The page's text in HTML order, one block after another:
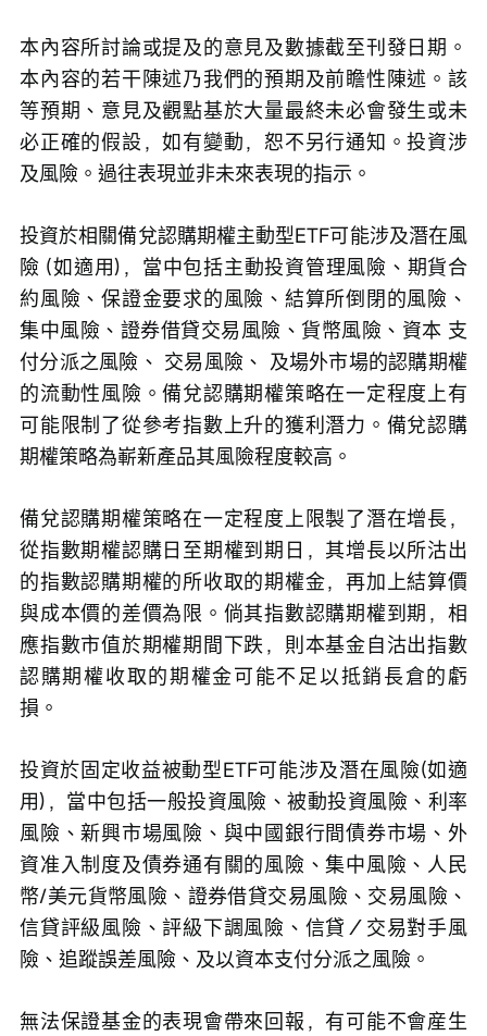
本內容所討論或提及的意見及數據截至刊發日期。
本內容的若干陳述乃我們的預期及前瞻性陳述。該
等預期、意見及觀點基於大量最終未必會發生或未
必正確的假設，如有變動，恕不另行通知。投資涉
及風險。過往表現並非未來表現的指示。
投資於相關備兌認購期權主動型ETF可能涉及潛在風
險 (如適用)，當中包括主動投資管理風險、期貨合
約風險、保證金要求的風險、結算所倒閉的風險、
集中風險、證券借貸交易風險、貨幣風險、資本 支
付分派之風險、 交易風險、 及場外市場的認購期權
的流動性風險。備兌認購期權策略在一定程度上有
可能限制了從參考指數上升的獲利潛力。備兌認購
期權策略為嶄新產品其風險程度較高。
備兌認購期權策略在一定程度上限製了潛在增長，
從指數期權認購日至期權到期日，其增長以所沽出
的指數認購期權的所收取的期權金，再加上結算價
與成本價的差價為限。倘其指數認購期權到期，相
應指數市值於期權期間下跌，則本基金自沽出指數
認購期權收取的期權金可能不足以抵銷長倉的虧
損。
投資於固定收益被動型ETF可能涉及潛在風險(如適
用)，當中包括一般投資風險、被動投資風險、利率
風險、新興市場風險、與中國銀行間債券市場、外
資准入制度及債券通有關的風險、集中風險、人民
幣/美元貨幣風險、證券借貸交易風險、交易風險、
信貸評級風險、評級下調風險、信貸／交易對手風
險、追蹤誤差風險、及以資本支付分派之風險。
無法保證基金的表現會帶來回報，有可能不會産生